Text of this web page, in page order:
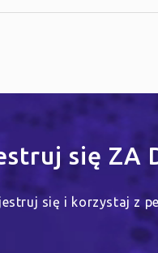
się ZA
się i korzystaj z